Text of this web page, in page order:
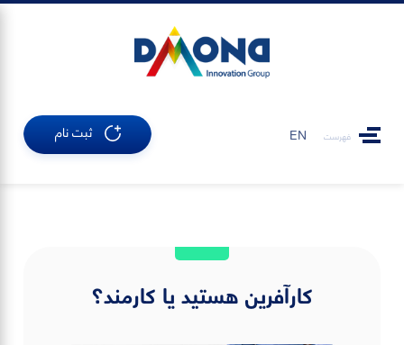
فهرست EN ثبت نام
کارآفرین هستید یا کارمند؟